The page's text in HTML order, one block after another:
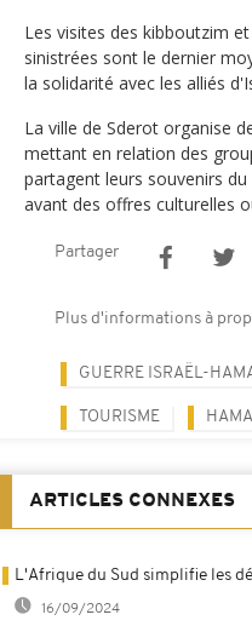
Les visites des kibboutzim
sinistrées sont le dernier
la solidarité avec les alliés
La ville de Sderot organise
mettant en relation des
partagent leurs souvenirs
avant des offres culturelles
Partager
Plus d'informations à
GUERRE ISRAËL-
TOURISME
ARTICLES CONNEXES
L'Afrique du Sud simplifie les
16/09/2024